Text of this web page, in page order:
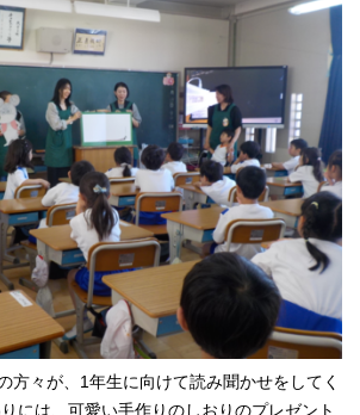
方々が、1年生に向けて読み聞かせをしてく
には、可愛い手作りのしおりのプレゼント